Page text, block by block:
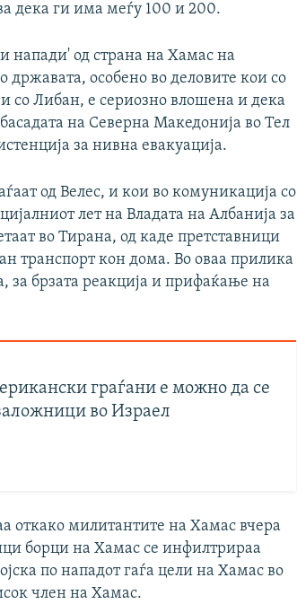
дека ги има меѓу 100 и 200.
напади' од страна на Хамас на
државата, особено во деловите кои со
со Либан, е сериозно влошена и дека
на Северна Македонија во Тел
за нивна евакуација.
од Велес, и кои во комуникација со
лет на Владата на Албанија за
во Тирана, од каде претставници
транспорт кон дома. Во оваа прилика
за брзата реакција и прифаќање на
граѓани е можно да се
во Израел
откако милитантите на Хамас вчера
борци на Хамас се инфилтрираа
по нападот гаѓа цели на Хамас во
член на Хамас.